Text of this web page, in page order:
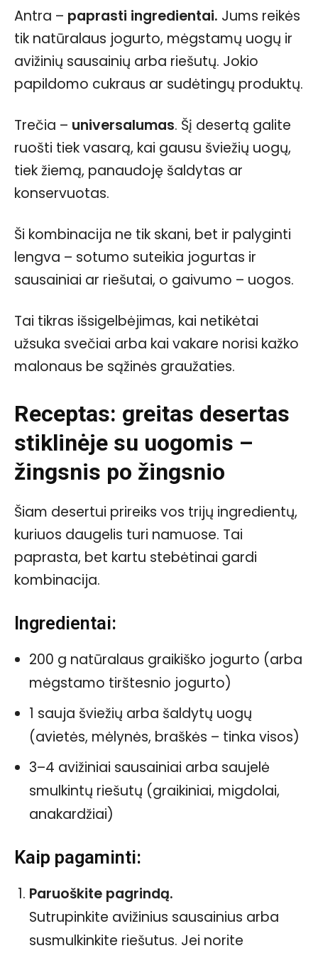
Antra – paprasti ingredientai. Jums reikės
tik natūralaus jogurto, mėgstamų uogų ir
avižinių sausainių arba riešutų. Jokio
papildomo cukraus ar sudėtingų produktų.
Trečia – universalumas. Šį desertą galite
ruošti tiek vasarą, kai gausu šviežių uogų,
tiek žiemą, panaudoję šaldytas ar
konservuotas.
Ši kombinacija ne tik skani, bet ir palyginti
lengva – sotumo suteikia jogurtas ir
sausainiai ar riešutai, o gaivumo – uogos.
Tai tikras išsigelbėjimas, kai netikėtai
užsuka svečiai arba kai vakare norisi kažko
malonaus be sąžinės graužaties.
Receptas: greitas desertas
stiklinėje su uogomis –
žingsnis po žingsnio
Šiam desertui prireiks vos trijų ingredientų,
kuriuos daugelis turi namuose. Tai
paprasta, bet kartu stebėtinai gardi
kombinacija.
Ingredientai:
200 g natūralaus graikiško jogurto (arba
mėgstamo tirštesnio jogurto)
1 sauja šviežių arba šaldytų uogų
(avietės, mėlynės, braškės – tinka visos)
3–4 avižiniai sausainiai arba saujelė
smulkintų riešutų (graikiniai, migdolai,
anakardžiai)
Kaip pagaminti:
Paruoškite pagrindą.
Sutrupinkite avižinius sausainius arba
susmulkinkite riešutus. Jei norite